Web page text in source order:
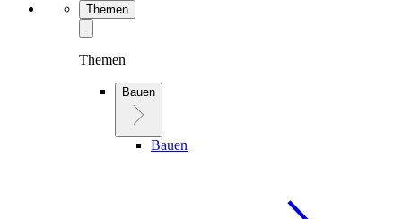
Themen
Themen
Bauen
Bauen